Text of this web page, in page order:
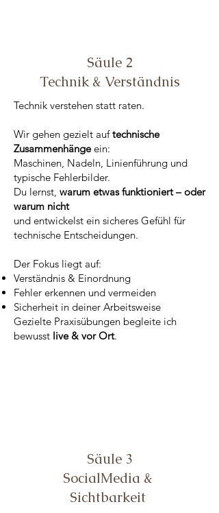
Säule 2
Technik & Verständnis
Technik verstehen statt raten.
Wir gehen gezielt auftechnische
Zusammenhängeein:
Maschinen, Nadeln, Linienführung und
typische Fehlerbilder.
Du lernst, warum etwas funktioniert – oder
warum nicht
und entwickelst ein sicheres Gefühl für
technische Entscheidungen.
Der Fokus liegt auf:
Verständnis & Einordnung
Fehler erkennen und vermeiden
Sicherheit in deiner Arbeitsweise
Gezielte Praxisübungen begleite ich
bewusst live & vor Ort.
Säule 3
SocialMedia &
Sichtbarkeit